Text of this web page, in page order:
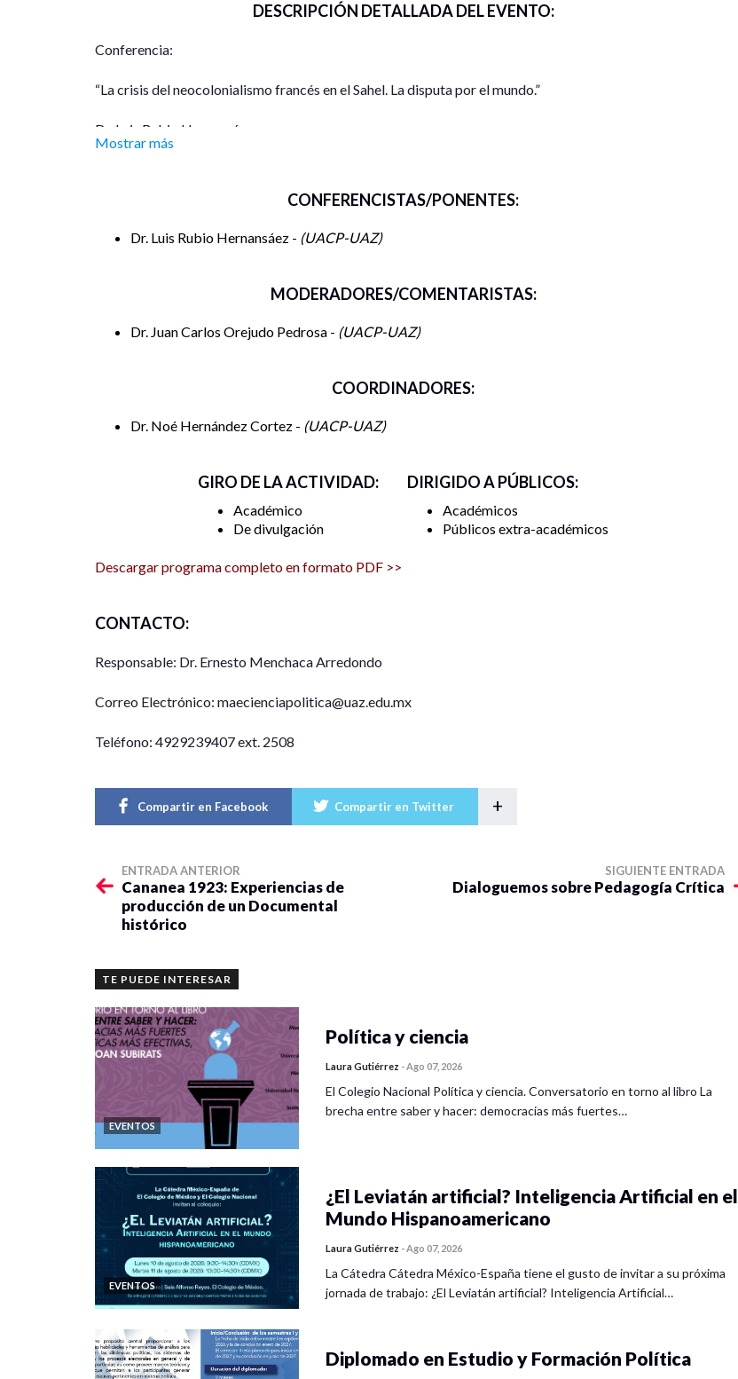
DESCRIPCIÓN DETALLADA DEL EVENTO:
Conferencia:
“La crisis del neocolonialismo francés en el Sahel. La disputa por el mundo.”
Dr. Luis Rubio Hernansáez
Mostrar más
CONFERENCISTAS/PONENTES:
Dr. Luis Rubio Hernansáez - UACP-UAZ
MODERADORES/COMENTARISTAS:
Dr. Juan Carlos Orejudo Pedrosa - UACP-UAZ
COORDINADORES:
Dr. Noé Hernández Cortez - UACP-UAZ
GIRO DE LA ACTIVIDAD:
Académico
De divulgación
DIRIGIDO A PÚBLICOS:
Académicos
Públicos extra-académicos
Descargar programa completo en formato PDF >>
CONTACTO:
Responsable: Dr. Ernesto Menchaca Arredondo
Correo Electrónico: maecienciapolitica@uaz.edu.mx
Teléfono: 4929239407 ext. 2508
Compartir en Facebook Compartir en Twitter +
ENTRADA ANTERIOR
Cananea 1923: Experiencias de
producción de un Documental
histórico
SIGUIENTE ENTRADA
Dialoguemos sobre Pedagogía Crítica
TE PUEDE INTERESAR
EVENTOS
Política y ciencia
Laura Gutiérrez -Ago 07, 2026
El Colegio Nacional Política y ciencia. Conversatorio en torno al libro La
brecha entre saber y hacer: democracias más fuertes…
EVENTOS
¿El Leviatán artificial? Inteligencia Artificial en el
Mundo Hispanoamericano
Laura Gutiérrez -Ago 07, 2026
La Cátedra Cátedra México-España tiene el gusto de invitar a su próxima
jornada de trabajo: ¿El Leviatán artificial? Inteligencia Artificial…
Diplomado en Estudio y Formación Política